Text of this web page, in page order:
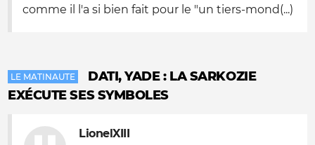
comme il l'a si bien fait pour le "un tiers-mond(...)
LE MATINAUTE
DATI, YADE : LA SARKOZIE
EXÉCUTE SES SYMBOLES
LionelXIII